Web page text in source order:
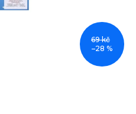
69 kč
–28 %